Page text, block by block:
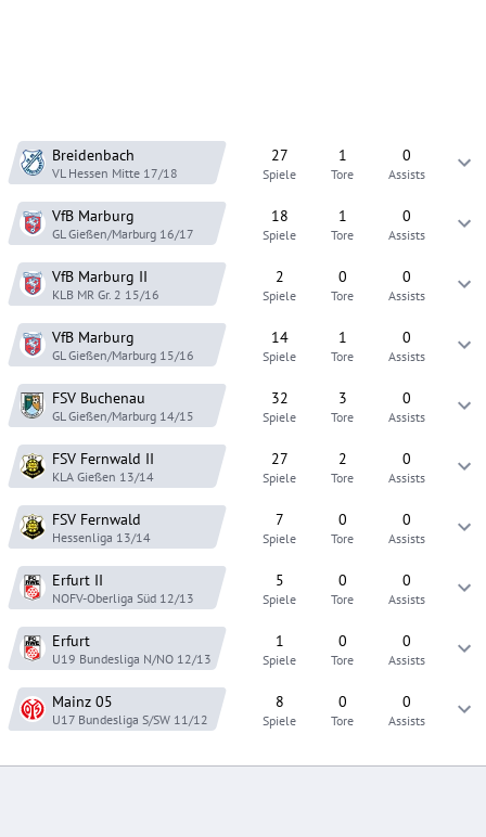
Breidenbach
VL Hessen Mitte 17/18
27
Spiele
1
Tore
0
Assists
VfB Marburg
GL Gießen/Marburg 16/17
18
Spiele
1
Tore
0
Assists
VfB Marburg II
KLB MR Gr. 2 15/16
2
Spiele
0
Tore
0
Assists
VfB Marburg
GL Gießen/Marburg 15/16
14
Spiele
1
Tore
0
Assists
FSV Buchenau
GL Gießen/Marburg 14/15
32
Spiele
3
Tore
0
Assists
FSV Fernwald II
KLA Gießen 13/14
27
Spiele
2
Tore
0
Assists
FSV Fernwald
Hessenliga 13/14
7
Spiele
0
Tore
0
Assists
Erfurt II
NOFV-Oberliga Süd 12/13
5
Spiele
0
Tore
0
Assists
Erfurt
U19 Bundesliga N/NO 12/13
1
Spiele
0
Tore
0
Assists
Mainz 05
U17 Bundesliga S/SW 11/12
8
Spiele
0
Tore
0
Assists